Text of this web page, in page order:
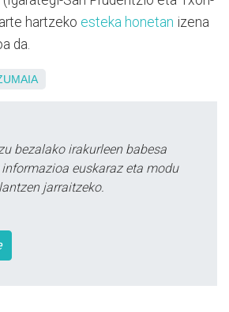
hartzeko esteka honetan izena
da.
bezalako irakurleen babesa
euskaraz eta modu
jarraitzeko.